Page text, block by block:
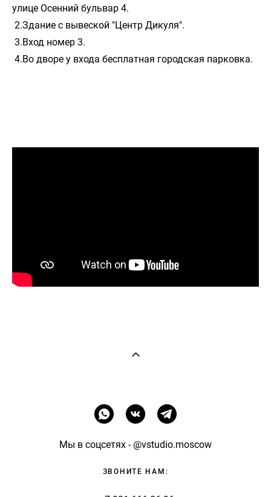
улице Осенний бульвар 4.
2.Здание с вывеской "Центр Дикуля".
3.Вход номер 3.
4.Во дворе у входа бесплатная городская парковка.
Мы в соцсетях - @vstudio.moscow
ЗВОНИТЕ НАМ: